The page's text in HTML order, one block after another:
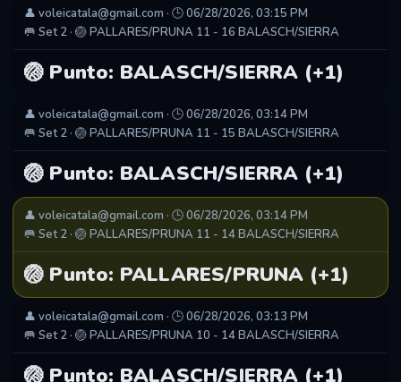
👤 voleicatala@gmail.com · 🕒 06/28/2026, 03:15 PM
🥅 Set 2 · 🏐 PALLARES/PRUNA 11 - 16 BALASCH/SIERRA
🏐 Punto: BALASCH/SIERRA (+1)
👤 voleicatala@gmail.com · 🕒 06/28/2026, 03:14 PM
🥅 Set 2 · 🏐 PALLARES/PRUNA 11 - 15 BALASCH/SIERRA
🏐 Punto: BALASCH/SIERRA (+1)
👤 voleicatala@gmail.com · 🕒 06/28/2026, 03:14 PM
🥅 Set 2 · 🏐 PALLARES/PRUNA 11 - 14 BALASCH/SIERRA
🏐 Punto: PALLARES/PRUNA (+1)
👤 voleicatala@gmail.com · 🕒 06/28/2026, 03:13 PM
🥅 Set 2 · 🏐 PALLARES/PRUNA 10 - 14 BALASCH/SIERRA
🏐 Punto: BALASCH/SIERRA (+1)